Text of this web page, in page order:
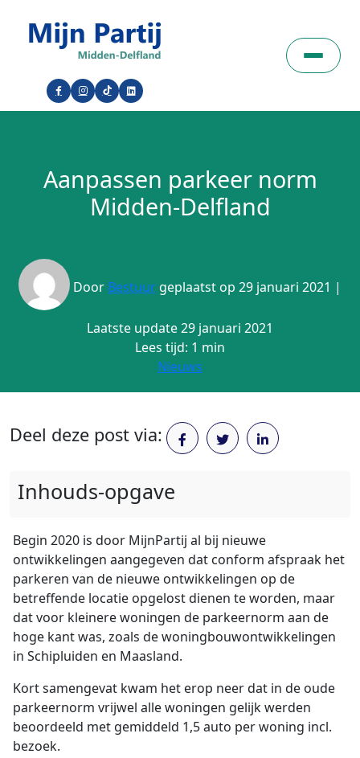
Aanpassen parkeer norm
Midden-Delfland
Door Bestuur geplaatst op 29 januari 2021 |
Laatste update 29 januari 2021
Lees tijd: 1 min
Nieuws
Deel deze post via:
Inhouds-opgave
Begin 2020 is door MijnPartij al bij nieuwe
ontwikkelingen aangegeven dat conform afspraak het
parkeren van de nieuwe ontwikkelingen op de
betreffende locatie opgelost dienen te worden, maar
dat voor kleinere woningen de parkeernorm aan de
hoge kant was, zoals de woningbouwontwikkelingen
in Schipluiden en Maasland.
Kort samengevat kwam het erop neer dat in de oude
parkeernorm vrijwel alle woningen gelijk werden
beoordeeld met gemiddeld 1,5 auto per woning incl.
bezoek.